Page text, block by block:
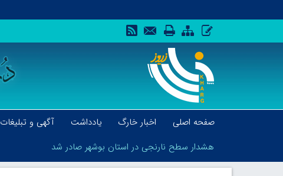
صفحه اصلی اخبار خارگ یادداشت آگهی و تبلیغات
هشدار سطح نارنجی در استان بوشهر صادر شد